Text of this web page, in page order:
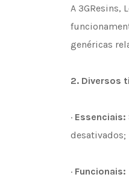
A 3GResins,
genéricas
2. Diversos
· Essenciais:
desativados;
· Funcionais: